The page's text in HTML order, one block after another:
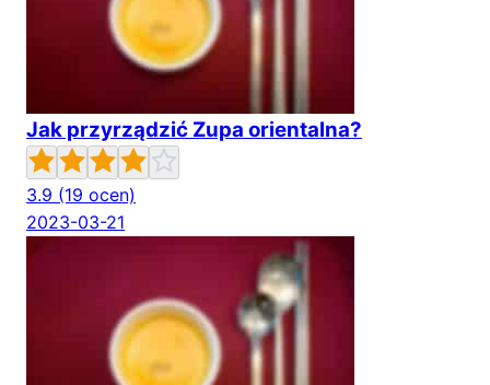
Jak przyrządzić Zupa orientalna?
3.9 (19 ocen)
2023-03-21